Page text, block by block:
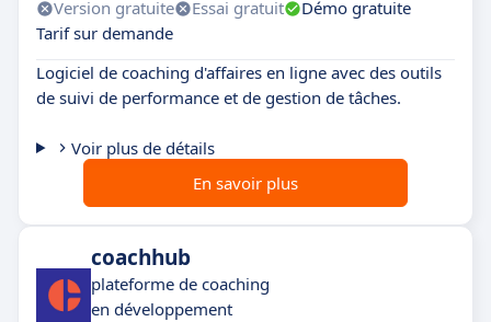
Version gratuite Essai gratuit
Démo gratuite
Tarif sur demande
Logiciel de coaching d'affaires en ligne avec des outils
de suivi de performance et de gestion de tâches.
Voir plus de détails
En savoir plus
coachhub
plateforme de coaching
en développement